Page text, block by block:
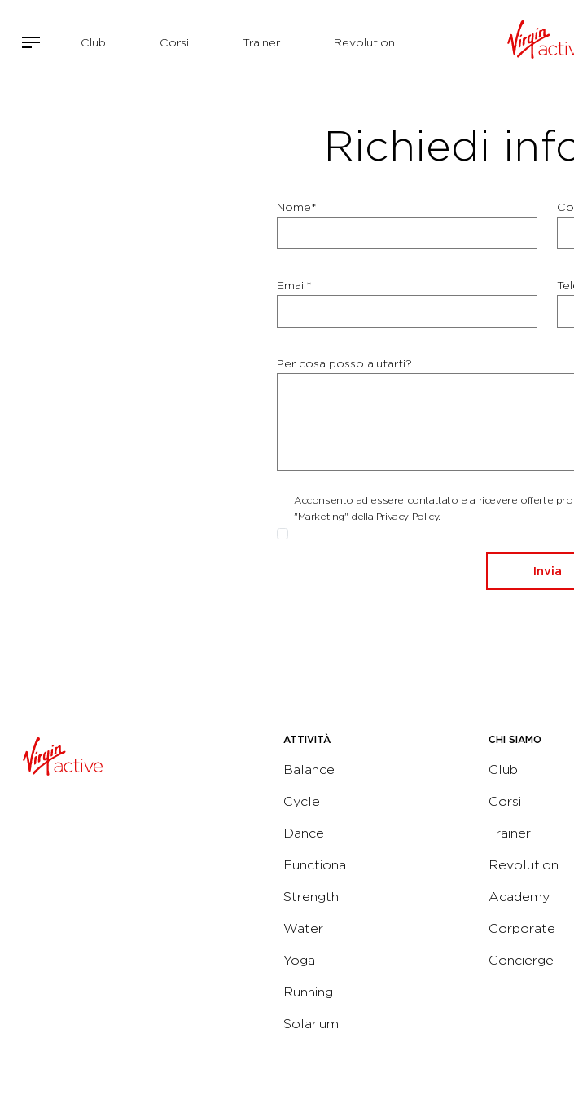
Club Corsi Trainer Revolution
Richiedi
Nome*
Email*
Per cosa posso aiutarti?
Acconsento ad essere contattato e a ricevere offerte
"Marketing" della Privacy Policy.
Invia
ATTIVITÀ
Balance
Cycle
Dance
Functional
Strength
Water
Yoga
Running
Solarium
CHI SIAMO
Club
Corsi
Trainer
Revolution
Academy
Corporate
Concierge